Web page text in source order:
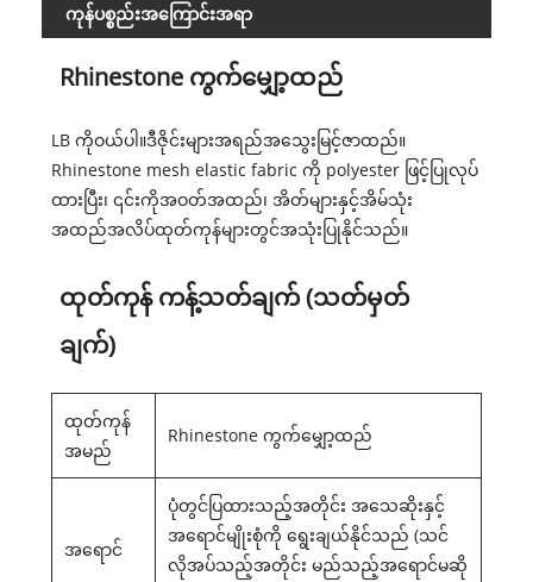
ကုန်ပစ္စည်းအကြောင်းအရာ
Rhinestone ကွက်မျှော့ထည်
LB ကိုဝယ်ပါ။ဒီဇိုင်းများအရည်အသွေးမြင့်ဇာထည်။
Rhinestone mesh elastic fabric ကို polyester ဖြင့်ပြုလုပ်
ထားပြီး၊ ၎င်းကိုအဝတ်အထည်၊ အိတ်များနှင့်အိမ်သုံး
အထည်အလိပ်ထုတ်ကုန်များတွင်အသုံးပြုနိုင်သည်။
ထုတ်ကုန် ကန့်သတ်ချက် (သတ်မှတ်
ချက်)
ထုတ်ကုန်
အမည်
Rhinestone ကွက်မျှော့ထည်
အရောင်
ပုံတွင်ပြထားသည့်အတိုင်း အသေဆိုးနှင့်
အရောင်မျိုးစုံကို ရွေးချယ်နိုင်သည် (သင်
လိုအပ်သည့်အတိုင်း မည်သည့်အရောင်မဆို